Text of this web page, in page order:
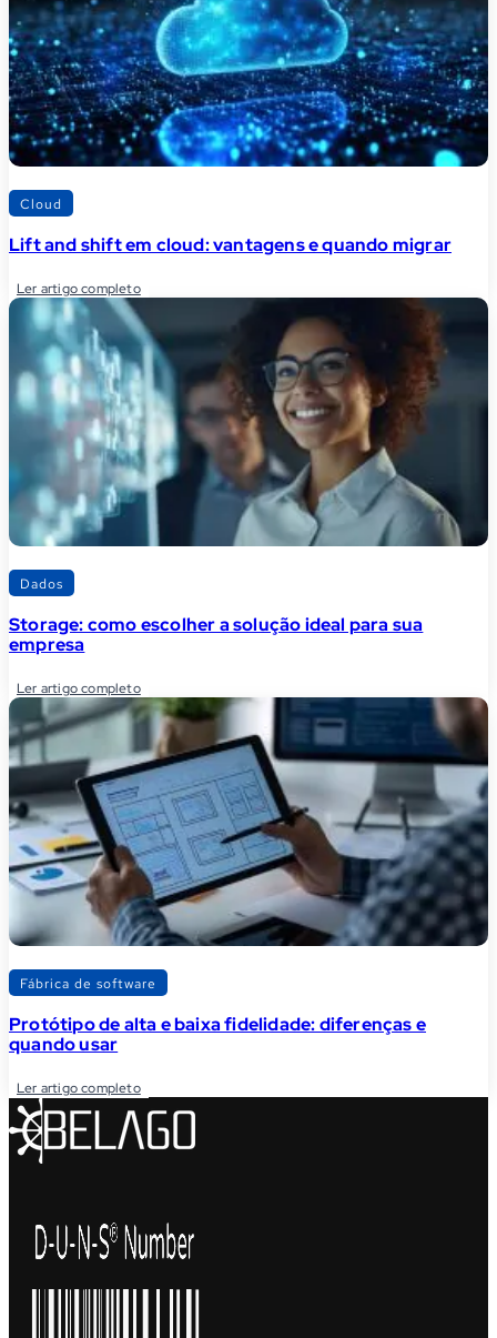
Cloud
Lift and shift em cloud: vantagens e quando migrar
Ler artigo completo
Dados
Storage: como escolher a solução ideal para sua
empresa
Ler artigo completo
Fábrica de software
Protótipo de alta e baixa fidelidade: diferenças e
quando usar
Ler artigo completo